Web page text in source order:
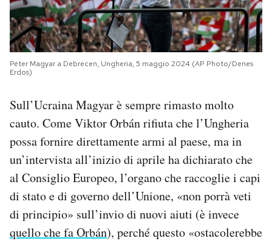
Péter Magyar a Debrecen, Ungheria, 5 maggio 2024 (AP Photo/Denes
Erdos)
Sull’Ucraina Magyar è sempre rimasto molto
cauto. Come Viktor Orbán rifiuta che l’Ungheria
possa fornire direttamente armi al paese, ma in
un’intervista all’inizio di aprile ha dichiarato che
al Consiglio Europeo, l’organo che raccoglie i capi
di stato e di governo dell’Unione, «non porrà veti
di principio» sull’invio di nuovi aiuti (è invece
quello che fa Orbán), perché questo «ostacolerebbe